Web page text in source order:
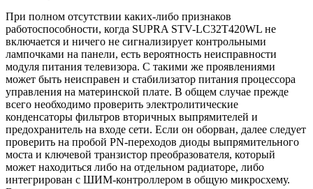
При полном отсутствии каких-либо признаков
работоспособности, когда SUPRA STV-LC32T420WL не
включается и ничего не сигнализирует контрольными
лампочками на панели, есть вероятность неисправности
модуля питания телевизора. С такими же проявлениями
может быть неисправен и стабилизатор питания процессора
управления на материнской плате. В общем случае прежде
всего необходимо проверить электролитические
конденсаторы фильтров вторичных выпрямителей и
предохранитель на входе сети. Если он оборван, далее следует
проверить на пробой PN-переходов диоды выпрямительного
моста и ключевой транзистор преобразователя, который
может находиться либо на отдельном радиаторе, либо
интегрирован с ШИМ-контроллером в общую микросхему.